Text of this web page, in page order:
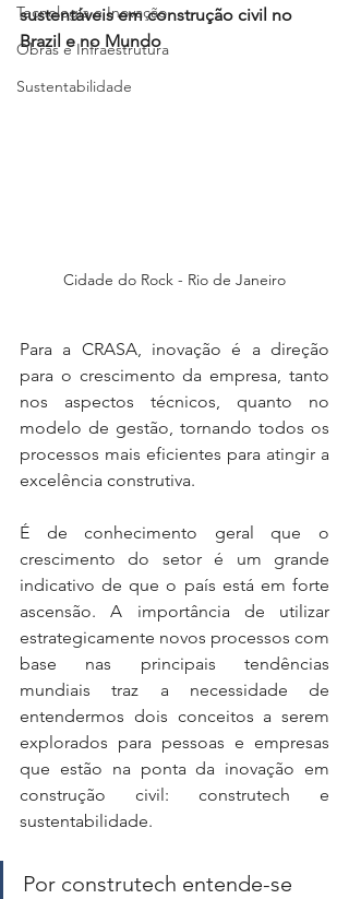
Tecnologia e Inovação
Obras e Infraestrutura
Sustentabilidade
sustentáveis em construção civil no
Brazil e no Mundo
Cidade do Rock - Rio de Janeiro
Para a CRASA, inovação é a direção
para o crescimento da empresa, tanto
nos aspectos técnicos, quanto no
modelo de gestão, tornando todos os
processos mais eficientes para atingir a
excelência construtiva.
É de conhecimento geral que o
crescimento do setor é um grande
indicativo de que o país está em forte
ascensão. A importância de utilizar
estrategicamente novos processos com
base nas principais tendências
mundiais traz a necessidade de
entendermos dois conceitos a serem
explorados para pessoas e empresas
que estão na ponta da inovação em
construção civil: construtech e
sustentabilidade.
Por construtech entende-se